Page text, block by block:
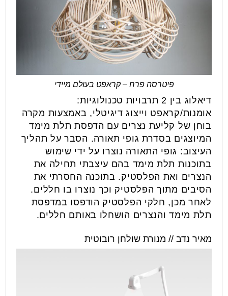
פיטרסה פרח – קראפט בעולם מיידי
דיאלוג בין 2 תרבויות טכנולוגיות:
אומנות/קראפט וייצוג דיגיטלי, באמצעות מקרה
בוחן של קליעת נצרים עם הדפסת תלת מימד
המיוצגים בסדרת גופי תאורה. הסבר על תהליך
העיצוב: גופי התאורה נוצרו על ידי שימוש
בתוכנות תלת מימד בהם עיצבתי תחילה את
הנצרים ואת הפלסטיק. בתוכנה החסרתי את
הסיבים מתוך הפלסטיק וכך נוצרו בו חללים.
לאחר מכן, חלקי הפלסטיק הודפסו במדפסת
תלת מימד והנצרים הושחלו באותם חללים.
מאיר נדב // מנורת שולחן רובוטית